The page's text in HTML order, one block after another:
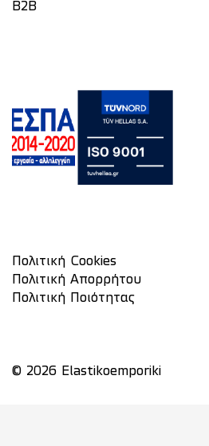
Β2Β
© 2026 Elastikoemporiki
Πολιτική Cookies
Πολιτική Απορρήτου
Πολιτική Ποιότητας